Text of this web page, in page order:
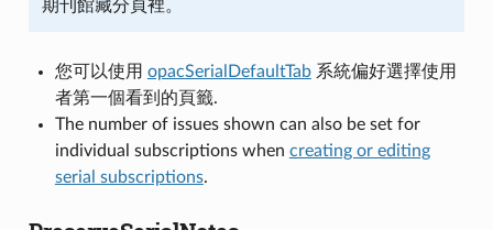
期刊館藏分頁裡。
您可以使用 opacSerialDefaultTab系統偏好選擇使用
者第一個看到的頁籤.
The number of issues shown can also be set for
individual subscriptions when creating or editing
serial subscriptions.